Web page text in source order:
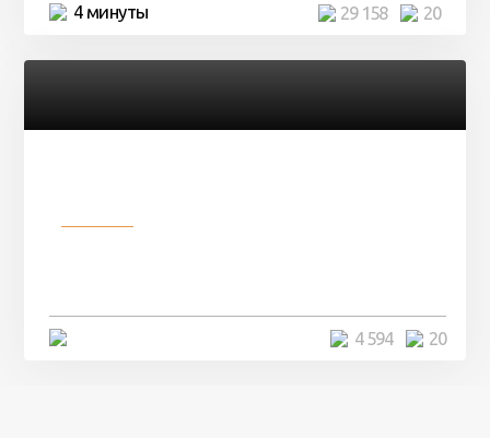
4 минуты 20
29 158
20
4 594